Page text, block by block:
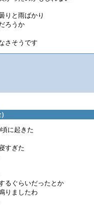
りと雨ばかり
ろうか
さそうです
）
に起きた
すぎた
るぐらいだったとか
りましたわ